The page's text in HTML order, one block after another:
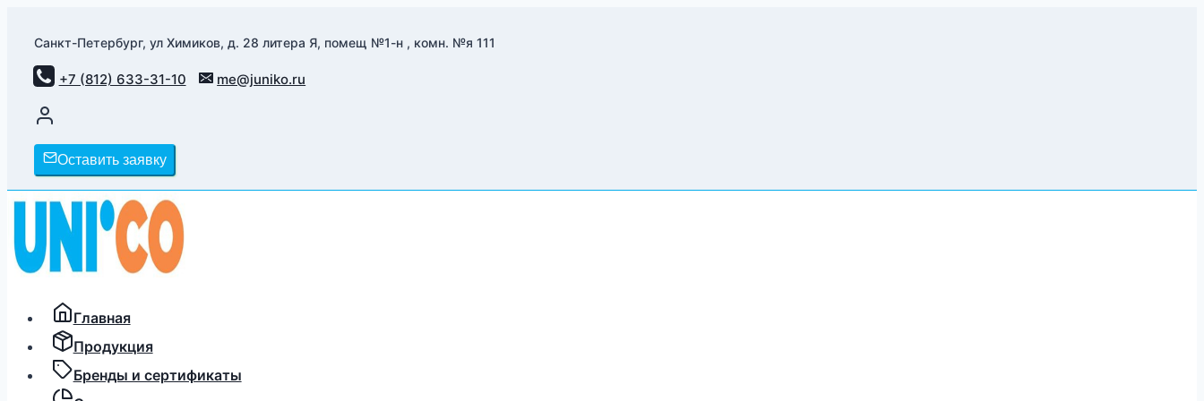
содержимому
Санкт-Петербург, ул Химиков, д. 28 литера Я, помещ №1-н , комн. №я 111
+7 (812) 633-31-10 me@juniko.ru
Оставить заявку
Главная
Продукция
Бренды и сертификаты